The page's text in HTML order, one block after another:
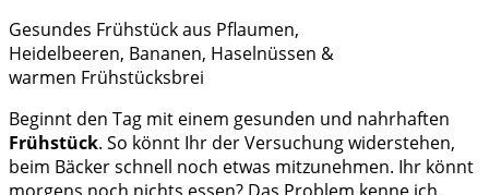
Gesundes Frühstück aus Pflaumen,
Heidelbeeren, Bananen, Haselnüssen &
warmen Frühstücksbrei
Beginnt den Tag mit einem gesunden und nahrhaften
Frühstück. So könnt Ihr der Versuchung widerstehen,
beim Bäcker schnell noch etwas mitzunehmen. Ihr könnt